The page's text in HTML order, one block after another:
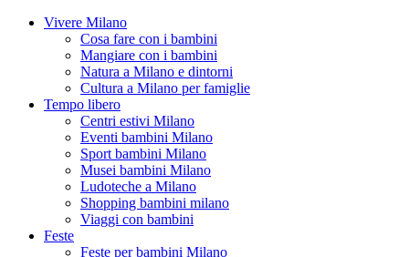
Vivere Milano
Cosa fare con i bambini
Mangiare con i bambini
Natura a Milano e dintorni
Cultura a Milano per famiglie
Tempo libero
Centri estivi Milano
Eventi bambini Milano
Sport bambini Milano
Musei bambini Milano
Ludoteche a Milano
Shopping bambini milano
Viaggi con bambini
Feste
Feste per bambini Milano